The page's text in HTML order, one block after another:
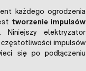
każdego ogrodzenia
tworzenie impulsów
Niniejszy elektryzator
częstotliwości impulsów
się po podłączeniu